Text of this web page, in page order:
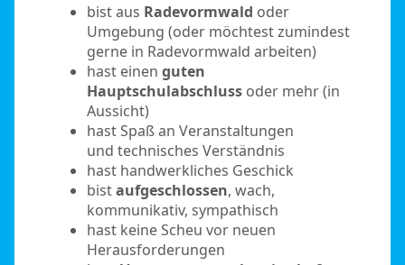
bist aus Radevormwald oder
Umgebung (oder möchtest zumindest
gerne in Radevormwald arbeiten)
hast einen guten
Hauptschulabschluss oder mehr (in
Aussicht)
hast Spaß an Veranstaltungen
und technisches Verständnis
hast handwerkliches Geschick
bistaufgeschlossen, wach,
kommunikativ, sympathisch
hast keine Scheu vor neuen
Herausforderungen